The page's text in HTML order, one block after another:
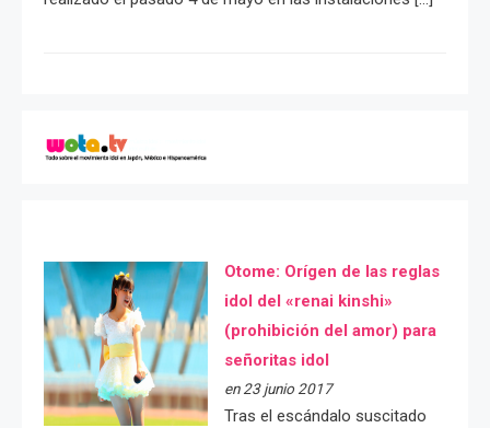
Otome: Orígen de las reglas
idol del «renai kinshi»
(prohibición del amor) para
señoritas idol
en 23 junio 2017
Tras el escándalo suscitado